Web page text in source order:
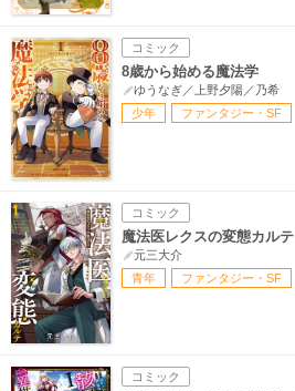
コミック
8歳から始める魔法学
ゆうなぎ／上野夕陽／乃希
少年
ファンタジー・SF
コミック
魔法医レクスの変態カルテ
元三大介
青年
ファンタジー・SF
コミック